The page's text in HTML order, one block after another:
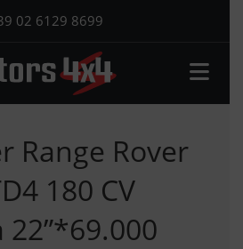
02 6129 8699
Range Rover
180 CV